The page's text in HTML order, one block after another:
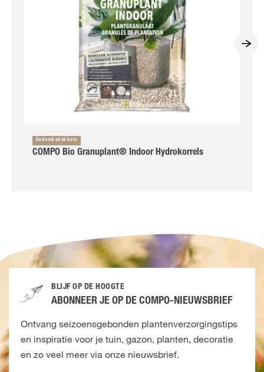
Bodembedekkers
COMPO Bio Granuplant® Indoor Hydrokorrels
BLIJF OP DE HOOGTE
ABONNEER JE OP DE COMPO-NIEUWSBRIEF
Ontvang seizoensgebonden plantenverzorgingstips
en inspiratie voor je tuin, gazon, planten, decoratie
en zo veel meer via onze nieuwsbrief.